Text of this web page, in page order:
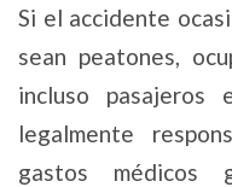
Si el accidente
sean peatones,
incluso
legalmente
gastos médicos